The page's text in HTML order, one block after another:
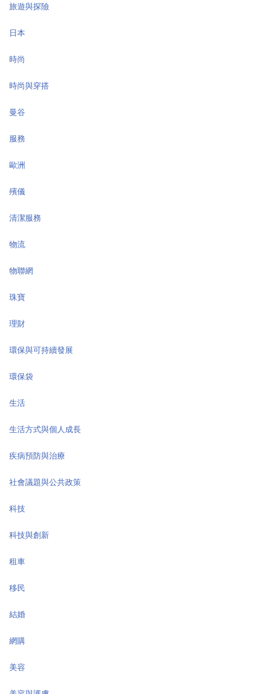
旅遊與探險
日本
時尚
時尚與穿搭
曼谷
服務
歐洲
殯儀
清潔服務
物流
物聯網
珠寶
理財
環保與可持續發展
環保袋
生活
生活方式與個人成長
疾病預防與治療
社會議題與公共政策
科技
科技與創新
租車
移民
結婚
網購
美容